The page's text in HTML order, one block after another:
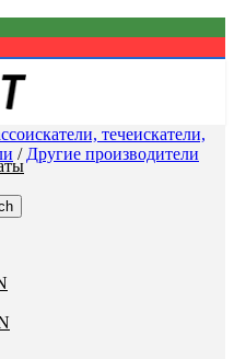
течеискатели,
/ Другие производители